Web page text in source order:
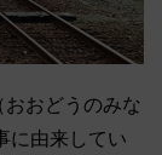
おどうのみな
に由来してい